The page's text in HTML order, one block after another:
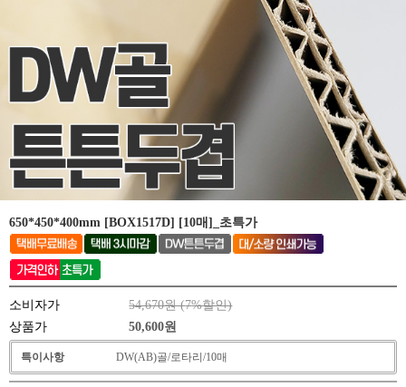
650*450*400mm [BOX1517D] [10매]_초특가
소비자가 54,670원 (7%할인)
상품가
50,600원
특이사항 DW(AB)골/로타리/10매